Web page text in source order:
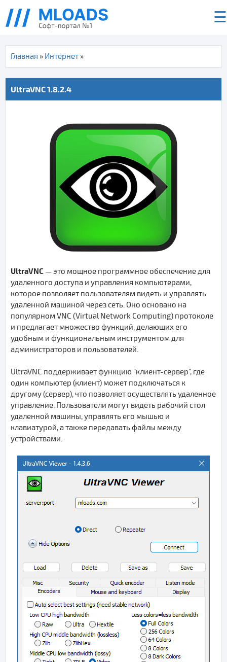
☰
Главная » Интернет »
UltraVNC 1.8.2.4
UltraVNC — это мощное программное обеспечение для
удаленного доступа и управления компьютерами,
которое позволяет пользователям видеть и управлять
удаленной машиной через сеть. Оно основано на
популярном VNC (Virtual Network Computing) протоколе
и предлагает множество функций, делающих его
удобным и функциональным инструментом для
администраторов и пользователей.
UltraVNC поддерживает функцию "клиент-сервер", где
один компьютер (клиент) может подключаться к
другому (сервер), что позволяет осуществлять удаленное
управление. Пользователи могут видеть рабочий стол
удаленной машины, управлять его мышью и
клавиатурой, а также передавать файлы между
устройствами.